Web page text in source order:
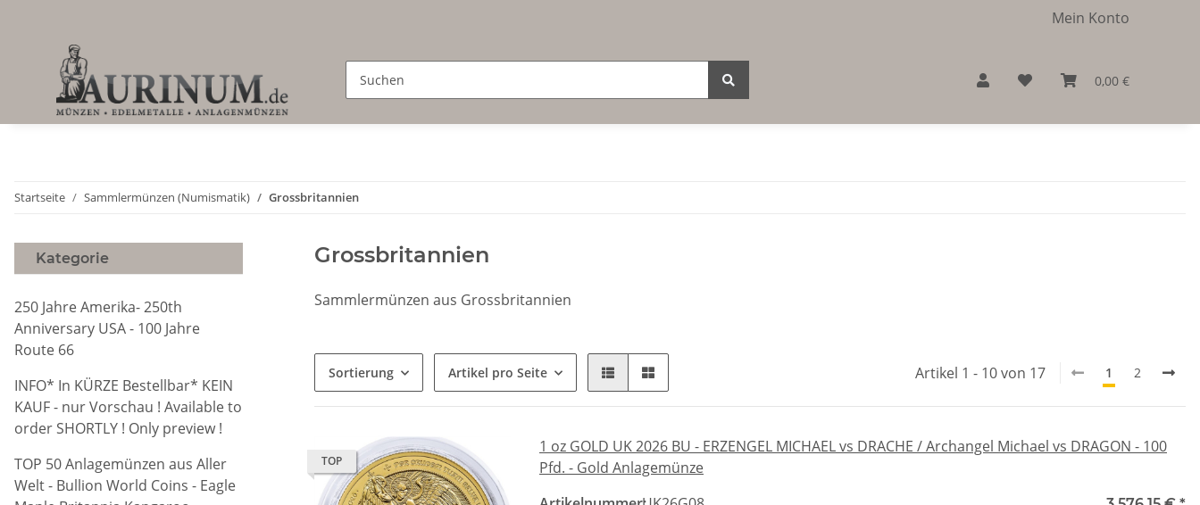
Mein Konto
0,00 €
Startseite Sammlermünzen (Numismatik) Grossbritannien
Grossbritannien
Sammlermünzen aus Grossbritannien
Sortierung Artikel pro Seite Artikel 1 - 10 von 17 1 2
TOP
1 oz GOLD UK 2026 BU - ERZENGEL MICHAEL vs DRACHE / Archangel Michael vs DRAGON - 100
Pfd. - Gold Anlagemünze
Kategorie
250 Jahre Amerika- 250th
Anniversary USA - 100 Jahre
Route 66
INFO* In KÜRZE Bestellbar* KEIN
KAUF - nur Vorschau ! Available to
order SHORTLY ! Only preview !
TOP 50 Anlagemünzen aus Aller
Welt - Bullion World Coins - Eagle